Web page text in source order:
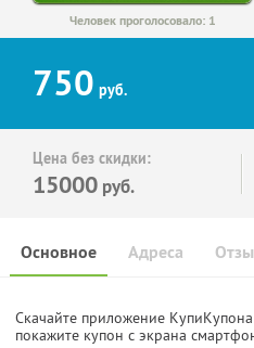
Человек проголосовало: 1
750 руб.
Цена без скидки:
15000 руб.
Основное Адреса
Скачайте приложение
покажите купон с экрана